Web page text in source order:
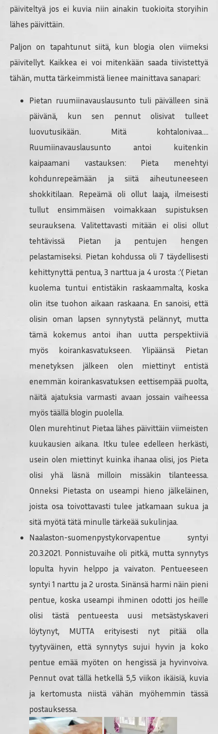
päiviteltyä jos ei kuvia niin ainakin tuokioita storyihin
lähes päivittäin.
Paljon on tapahtunut siitä, kun blogia olen viimeksi
päivitellyt. Kaikkea ei voi mitenkään saada tiivistettyä
tähän, mutta tärkeimmistä lienee mainittava sanapari:
Pietan ruumiinavauslausunto tuli päivälleen sinä
päivänä, kun sen pennut olisivat tulleet
luovutusikään. Mitä kohtalonivaa….
Ruumiinavauslausunto antoi kuitenkin
kaipaamani vastauksen: Pieta menehtyi
kohdunrepeämään ja siitä aiheutuneeseen
shokkitilaan. Repeämä oli ollut laaja, ilmeisesti
tullut ensimmäisen voimakkaan supistuksen
seurauksena. Valitettavasti mitään ei olisi ollut
tehtävissä Pietan ja pentujen hengen
pelastamiseksi. Pietan kohdussa oli 7 täydellisesti
kehittynyttä pentua, 3 narttua ja 4 urosta :'( Pietan
kuolema tuntui entistäkin raskaammalta, koska
olin itse tuohon aikaan raskaana. En sanoisi, että
olisin oman lapsen synnytystä pelännyt, mutta
tämä kokemus antoi ihan uutta perspektiiviä
myös koirankasvatukseen. Ylipäänsä Pietan
menetyksen jälkeen olen miettinyt entistä
enemmän koirankasvatuksen eettisempää puolta,
näitä ajatuksia varmasti avaan jossain vaiheessa
myös täällä blogin puolella.
Olen murehtinut Pietaa lähes päivittäin viimeisten
kuukausien aikana. Itku tulee edelleen herkästi,
usein olen miettinyt kuinka ihanaa olisi, jos Pieta
olisi yhä läsnä milloin missäkin tilanteessa.
Onneksi Pietasta on useampi hieno jälkeläinen,
joista osa toivottavasti tulee jatkamaan sukua ja
sitä myötä tätä minulle tärkeää sukulinjaa.
Naalaston-suomenpystykorvapentue syntyi
20.3.2021. Ponnistuvaihe oli pitkä, mutta synnytys
lopulta hyvin helppo ja vaivaton. Pentueeseen
syntyi 1 narttu ja 2 urosta. Sinänsä harmi näin pieni
pentue, koska useampi ihminen odotti jos heille
olisi tästä pentueesta uusi metsästyskaveri
löytynyt, MUTTA erityisesti nyt pitää olla
tyytyväinen, että synnytys sujui hyvin ja koko
pentue emää myöten on hengissä ja hyvinvoiva.
Pennut ovat tällä hetkellä 5,5 viikon ikäisiä, kuvia
ja kertomusta niistä vähän myöhemmin tässä
postauksessa.